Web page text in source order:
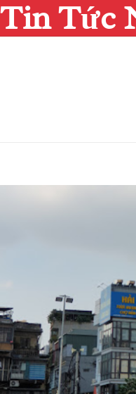
Skip
to
content
Tin Tức